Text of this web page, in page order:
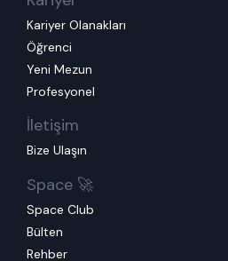
Kariyer Olanakları
Öğrenci
Yeni Mezun
Profesyonel
İletişim
Bize Ulaşın
Space 🚀
Space Club
Bülten
Rehber